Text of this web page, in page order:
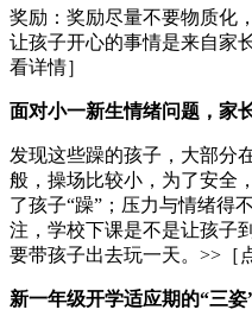
奖励：奖励尽量不要物质化
让孩子开心的事情是来自家
看详情］
面对小一新生情绪问题，家
发现这些躁的孩子，大部分
般，操场比较小，为了安全
了孩子“躁”；压力与情绪得
注，学校下课是不是让孩子
要带孩子出去玩一天。>>［
新一年级开学适应期的“三姿